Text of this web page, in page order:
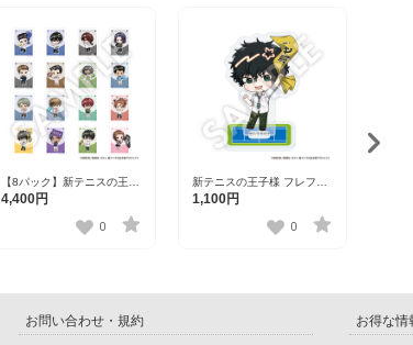
【8パック】新テニスの王子
様 フレフレンズステッカー
4,400円
0
新テニスの王子様 フレフレ
ンズアクリルスタンド 切原
1,100円
0
お問い合わせ・規約
お得な情